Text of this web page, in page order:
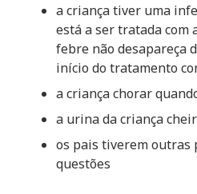
a criança tiver uma
está a ser tratada com
febre não desapareça
início do tratamento
a criança chorar
a urina da criança
os pais tiverem outras
questões